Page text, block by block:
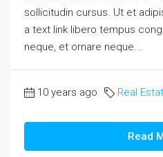
sollicitudin cursus. Ut et
a text link libero tempus
neque, et ornare neque...
10 years ago Real
Read